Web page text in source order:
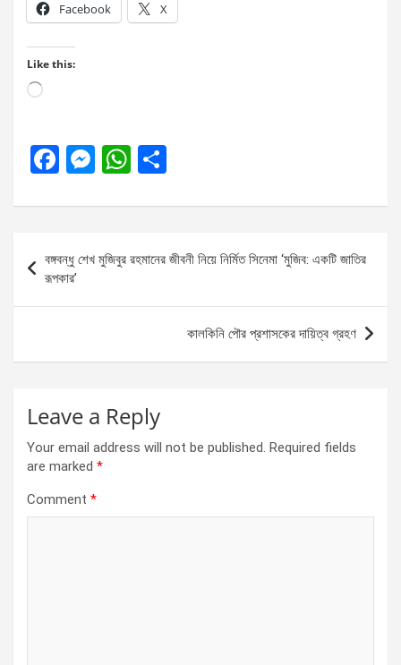
Facebook X
Like this:
Loading…
F
ce
o
o
M
se
n
g
er
W
at
A
p
ar
e
navigation
বঙ্গবন্ধু শেখ মুজিবুর রহমানের জীবনী নিয়ে নির্মিত সিনেমা ‘মুজিব: একটি জাতির
রূপকার’
কালকিনি পৌর প্রশাসকের দায়িত্ব গ্রহণ
Leave a Reply
Your email address will not be published. Required fields
are marked *
Comment *